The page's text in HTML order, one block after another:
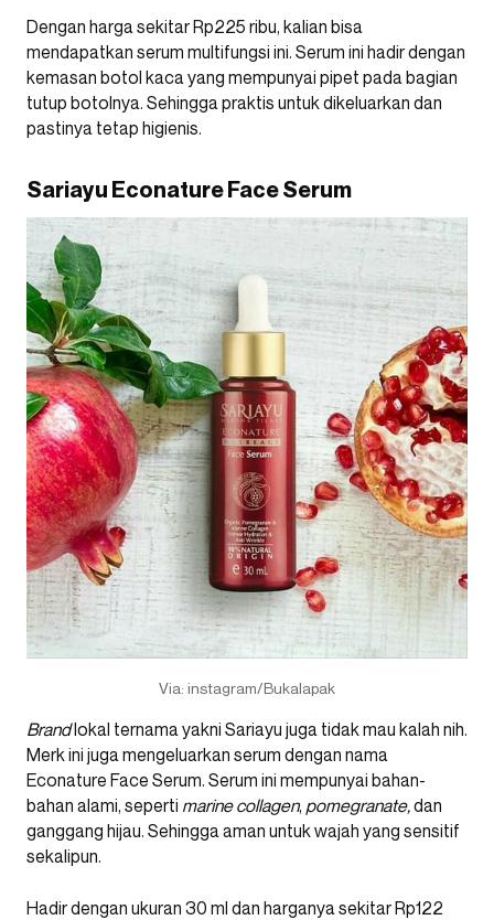
Dengan harga sekitar Rp225 ribu, kalian bisa
mendapatkan serum multifungsi ini. Serum ini hadir dengan
kemasan botol kaca yang mempunyai pipet pada bagian
tutup botolnya. Sehingga praktis untuk dikeluarkan dan
pastinya tetap higienis.
Sariayu Econature Face Serum
Via: instagram/Bukalapak
Brandlokal ternama yakni Sariayu juga tidak mau kalah nih.
Merk ini juga mengeluarkan serum dengan nama
Econature Face Serum. Serum ini mempunyai bahan-
bahan alami, seperti marine collagen, pomegranate,dan
ganggang hijau. Sehingga aman untuk wajah yang sensitif
sekalipun.
Hadir dengan ukuran 30 ml dan harganya sekitar Rp122